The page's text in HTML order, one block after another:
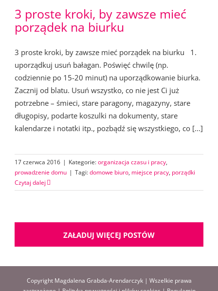
3 proste kroki, by zawsze mieć
porządek na biurku
3 proste kroki, by zawsze mieć porządek na biurku 1.
uporządkuj usuń bałagan. Poświęć chwilę (np.
codziennie po 15-20 minut) na uporządkowanie biurka.
Zacznij od blatu. Usuń wszystko, co nie jest Ci już
potrzebne – śmieci, stare paragony, magazyny, stare
długopisy, podarte koszulki na dokumenty, stare
kalendarze i notatki itp., pozbądź się wszystkiego, co [...]
17 czerwca 2016 | Kategorie:organizacja czasu i pracy,
prowadzenie domu | Tagi:domowe biuro, miejsce pracy, porządki
Czytaj dalej
ZAŁADUJ WIĘCEJ POSTÓW
Copyright Magdalena Grabda-Arendarczyk | Wszelkie prawa